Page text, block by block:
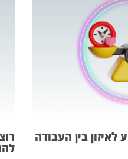
בין העבודה